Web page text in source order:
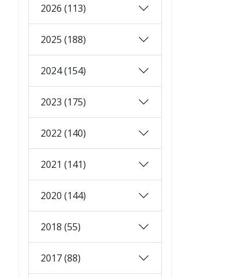
2026 (113)
2025 (188)
2024 (154)
2023 (175)
2022 (140)
2021 (141)
2020 (144)
2018 (55)
2017 (88)